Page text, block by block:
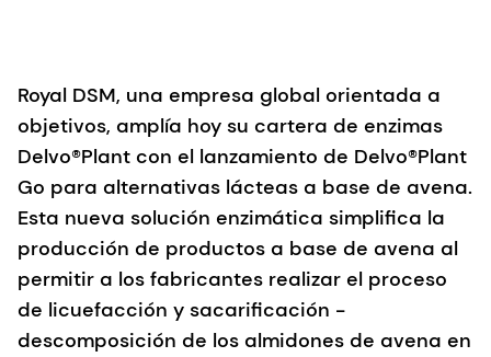
Royal DSM, una empresa global orientada a
objetivos, amplía hoy su cartera de enzimas
Delvo®Plant con el lanzamiento de Delvo®Plant
Go para alternativas lácteas a base de avena.
Esta nueva solución enzimática simplifica la
producción de productos a base de avena al
permitir a los fabricantes realizar el proceso
de licuefacción y sacarificación -
descomposición de los almidones de avena en